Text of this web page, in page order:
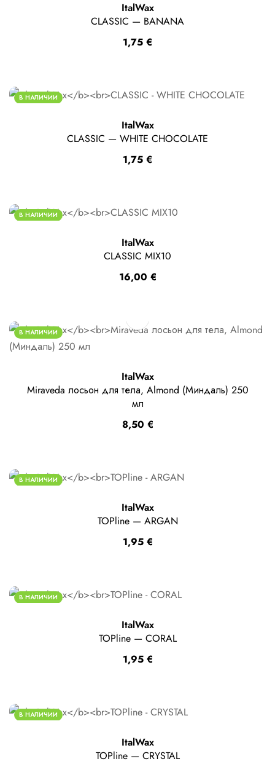
ItalWax
CLASSIC — BANANA
1,75 €
В НАЛИЧИИ
ItalWax
CLASSIC — WHITE CHOCOLATE
1,75 €
В НАЛИЧИИ
ItalWax
CLASSIC MIX10
16,00 €
В НАЛИЧИИ
ItalWax
Miraveda лосьон для тела, Almond (Миндаль) 250
мл
8,50 €
В НАЛИЧИИ
ItalWax
TOPline — ARGAN
1,95 €
В НАЛИЧИИ
ItalWax
TOPline — CORAL
1,95 €
В НАЛИЧИИ
ItalWax
TOPline — CRYSTAL